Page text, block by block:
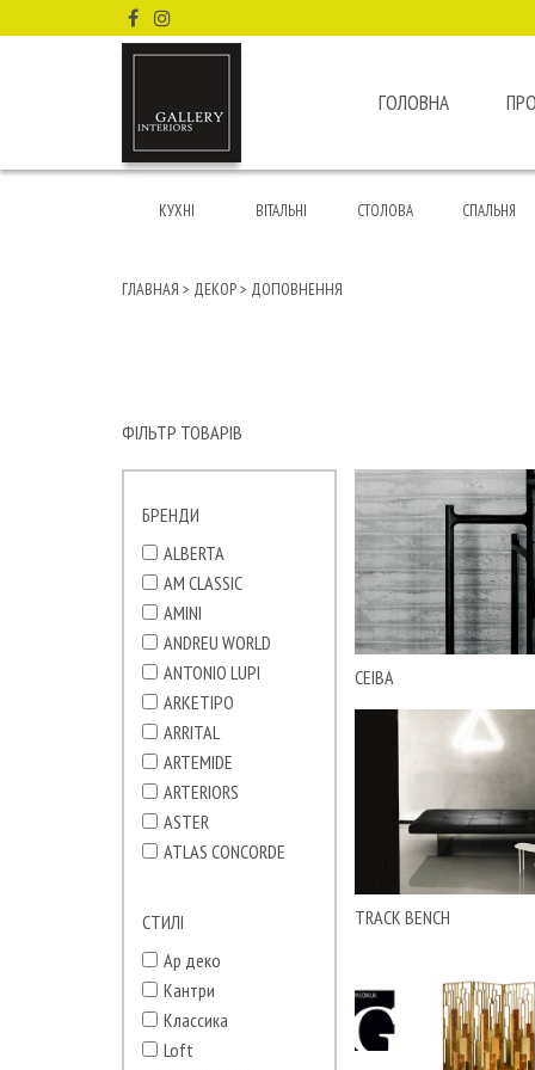
ГОЛОВНА
КУХНІ ВІТАЛЬНІ СТОЛОВА СПАЛЬНЯ
ГЛАВНАЯ > ДЕКОР> ДОПОВНЕННЯ
ФІЛЬТР ТОВАРІВ
БРЕНДИ
ALBERTA
AM CLASSIC
AMINI
ANDREU WORLD
ANTONIO LUPI
ARKETIPO
ARRITAL
ARTEMIDE
ARTERIORS
ASTER
ATLAS CONCORDE
AXOR
BISAZZA
BOSA
BRABBU
BUSNELLI
СТИЛІ
Ар деко
Кантри
Классика
Loft
CEIBA
TRACK BENCH